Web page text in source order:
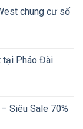
chung cư số
tại Pháo Đài
Siêu Sale 70%